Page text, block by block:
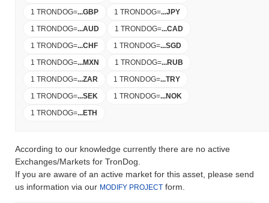
1 TRONDOG=...GBP 1 TRONDOG=...JPY
1 TRONDOG=...AUD 1 TRONDOG=...CAD
1 TRONDOG=...CHF 1 TRONDOG=...SGD
1 TRONDOG=...MXN 1 TRONDOG=...RUB
1 TRONDOG=...ZAR 1 TRONDOG=...TRY
1 TRONDOG=...SEK 1 TRONDOG=...NOK
1 TRONDOG=...ETH
According to our knowledge currently there are no active
Exchanges/Markets for TronDog.
If you are aware of an active market for this asset, please send
us information via our MODIFY PROJECT form.